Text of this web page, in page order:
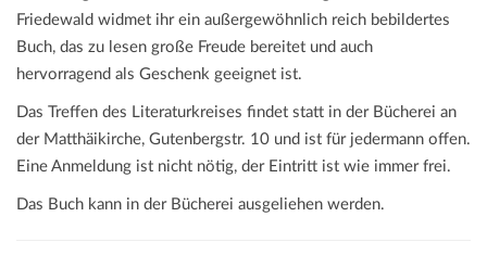
Friedewald widmet ihr ein außergewöhnlich reich bebildertes
Buch, das zu lesen große Freude bereitet und auch
hervorragend als Geschenk geeignet ist.
Das Treffen des Literaturkreises findet statt in der Bücherei an
der Matthäikirche, Gutenbergstr. 10 und ist für jedermann offen.
Eine Anmeldung ist nicht nötig, der Eintritt ist wie immer frei.
Das Buch kann in der Bücherei ausgeliehen werden.